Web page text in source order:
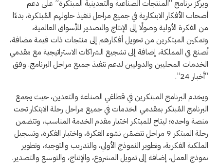
ويركز برنامج “المنتجات الصناعية والتعدينية المبتكرة” على دعم
أصحاب الأفكار الابتكارية في جميع مراحل تنفيذ حلولهم المُبتكرة، بدءًا
من الفكرة الأولية وصولًا إلى الإنتاج والتصدير للأسواق العالمية،
وتمكين المبتكرين من تحويل أفكارهم إلى منتجات ذات قيمة مضافة،
تُصنع في المملكة، إضافة إلى تشجيع الشراكات الاستراتيجية مع مقدمي
الخدمات المحليين والدوليين لدعم تنفيذ جميع مراحل البرنامج. وفق
“أخبار 24”.
ويخدم البرنامج المبتكرين في قطاعَي الصناعة والتعدين، حيث يجمع
البرنامج المُبتكر بمقدمي الخدمات في جميع مراحل رحلة الابتكار تحت
منصة واحدة؛ ليتاح للمبتكر اختيار مقدم الخدمة المناسب، وتتضمن
رحلة المبتكر 9 مراحل تتضمّن نشوء الفكرة، واختبار الفكرة، وتسجيل
الملكية الفكرية، وتطوير النموذج الأولي، والتدريب والتوجيه، وتطوير
نموذج العمل، إضافة إلى تمويل المشروع، والإنتاج، والتوسع والتصدير.